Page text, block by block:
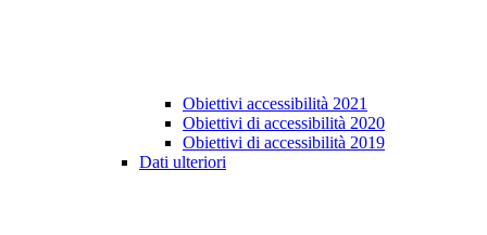
Obiettivi accessibilità 2021
Obiettivi di accessibilità 2020
Obiettivi di accessibilità 2019
Dati ulteriori